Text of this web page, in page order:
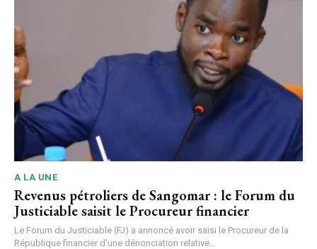
A LA UNE
Revenus pétroliers de Sangomar : le Forum du
Justiciable saisit le Procureur financier
Le Forum du Justiciable (FJ) a annoncé avoir saisi le Procureur de la
République financier d'une dénonciation relative...